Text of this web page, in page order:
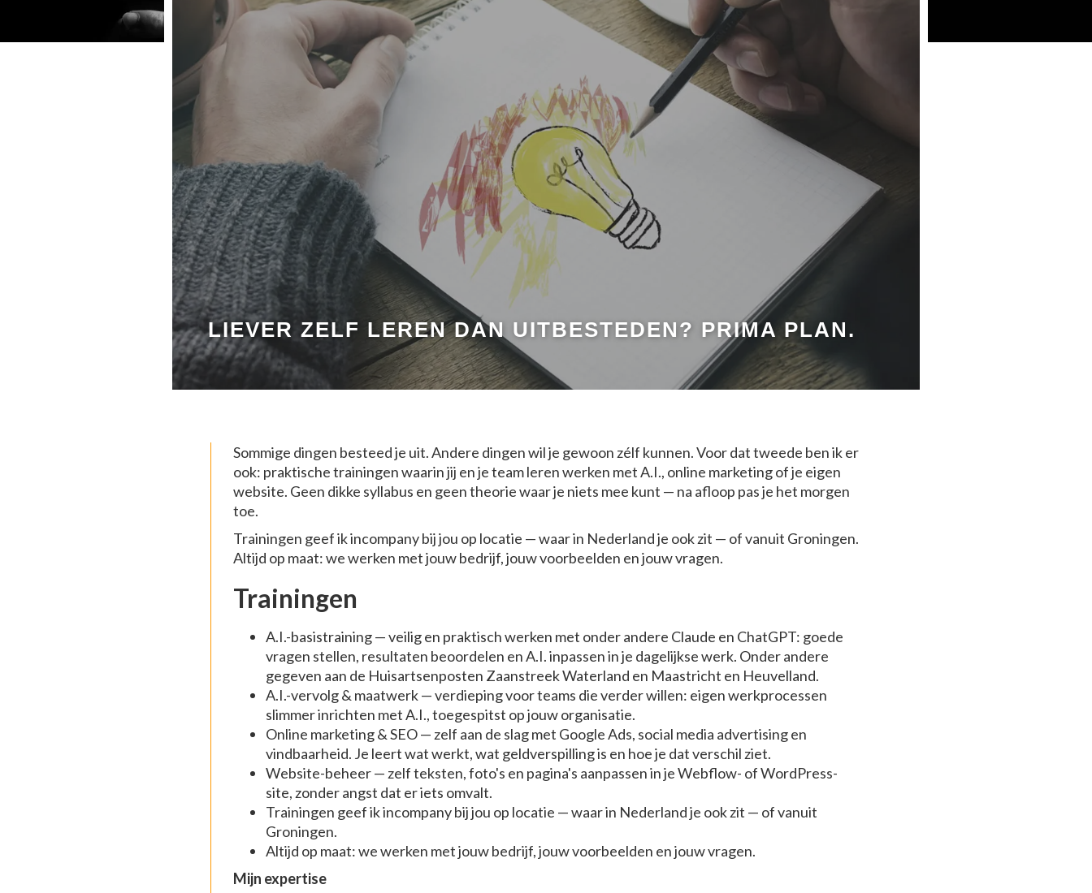
LIEVER ZELF LEREN DAN UITBESTEDEN? PRIMA PLAN.
Sommige dingen besteed je uit. Andere dingen wil je gewoon zélf kunnen. Voor dat tweede ben ik er
ook: praktische trainingen waarin jij en je team leren werken met A.I., online marketing of je eigen
website. Geen dikke syllabus en geen theorie waar je niets mee kunt — na afloop pas je het morgen
toe.
Trainingen geef ik incompany bij jou op locatie — waar in Nederland je ook zit — of vanuit Groningen.
Altijd op maat: we werken met jouw bedrijf, jouw voorbeelden en jouw vragen.
Trainingen
A.I.-basistraining — veilig en praktisch werken met onder andere Claude en ChatGPT: goede
vragen stellen, resultaten beoordelen en A.I. inpassen in je dagelijkse werk. Onder andere
gegeven aan de Huisartsenposten Zaanstreek Waterland en Maastricht en Heuvelland.
A.I.-vervolg & maatwerk — verdieping voor teams die verder willen: eigen werkprocessen
slimmer inrichten met A.I., toegespitst op jouw organisatie.
Online marketing & SEO — zelf aan de slag met Google Ads, social media advertising en
vindbaarheid. Je leert wat werkt, wat geldverspilling is en hoe je dat verschil ziet.
Website-beheer — zelf teksten, foto's en pagina's aanpassen in je Webflow- of WordPress-
site, zonder angst dat er iets omvalt.
Trainingen geef ik incompany bij jou op locatie — waar in Nederland je ook zit — of vanuit
Groningen.
Altijd op maat: we werken met jouw bedrijf, jouw voorbeelden en jouw vragen.
Mijn expertise